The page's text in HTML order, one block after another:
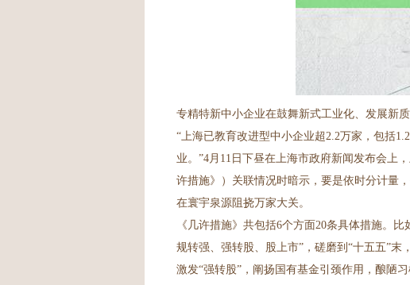
专精特新中小企业在鼓舞新式工业化、发展新
“上海已教育改进型中小企业超2.2万家，包括
业。”4月11日下昼在上海市政府新闻发布会上
许措施》）关联情况时暗示，要是依时分计量
在寰宇泉源阻挠万家大关。
《几许措施》共包括6个方面20条具体措施。
规转强、强转股、股上市”，磋磨到“十五五”末
激发“强转股”，阐扬国有基金引颈作用，酿陋